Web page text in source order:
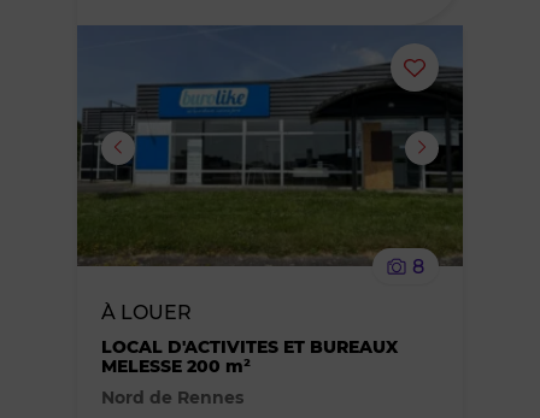
Ajouter
ou
supprimer
8
À LOUER
LOCAL D'ACTIVITES ET BUREAUX
MELESSE 200 m²
Nord de Rennes